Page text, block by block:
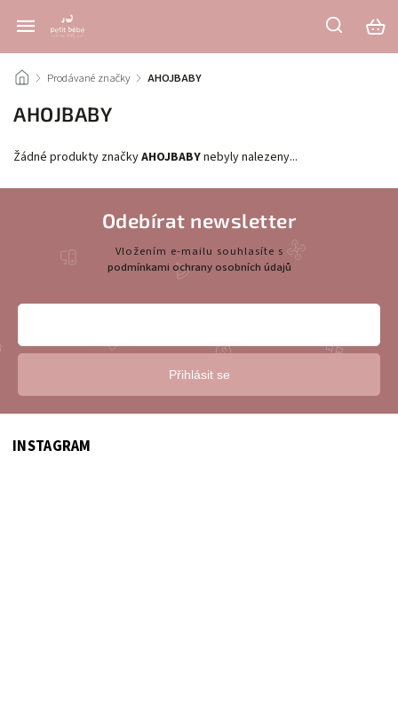
/ Prodávané značky / AHOJBABY
AHOJBABY
Žádné produkty značkyAHOJBABYnebyly nalezeny...
INSTAGRAM
Odebírat newsletter
Vložením e-mailu souhlasíte s
podmínkami ochrany osobních údajů
Přihlásit se